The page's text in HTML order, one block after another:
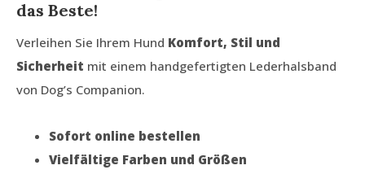
das Beste!
Verleihen Sie Ihrem Hund Komfort, Stil und
Sicherheit mit einem handgefertigten Lederhalsband
von Dog’s Companion.
Sofort online bestellen
Vielfältige Farben und Größen